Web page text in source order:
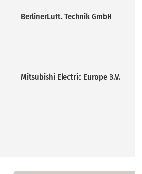
BerlinerLuft. Technik GmbH
Mitsubishi Electric Europe B.V.